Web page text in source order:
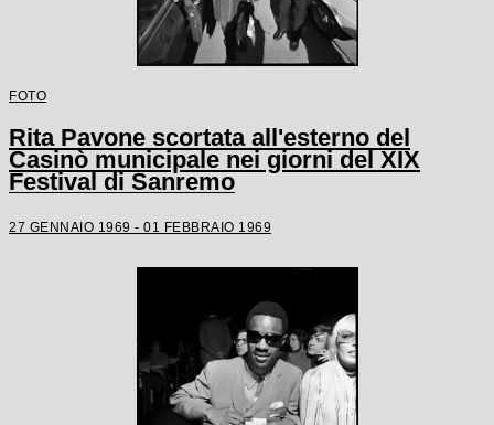
FOTO
Rita Pavone scortata all'esterno del
Casinò municipale nei giorni del XIX
Festival di Sanremo
27 GENNAIO 1969 - 01 FEBBRAIO 1969